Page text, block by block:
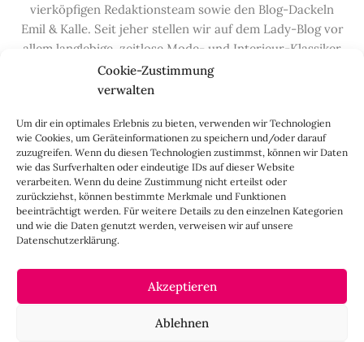
Cookie-Zustimmung
verwalten
Um dir ein optimales Erlebnis zu bieten, verwenden wir Technologien
wie Cookies, um Geräteinformationen zu speichern und/oder darauf
zuzugreifen. Wenn du diesen Technologien zustimmst, können wir Daten
wie das Surfverhalten oder eindeutige IDs auf dieser Website
verarbeiten. Wenn du deine Zustimmung nicht erteilst oder
zurückziehst, können bestimmte Merkmale und Funktionen
beeinträchtigt werden. Für weitere Details zu den einzelnen Kategorien
und wie die Daten genutzt werden, verweisen wir auf unsere
Datenschutzerklärung.
Akzeptieren
Ablehnen
vierköpfigen Redaktionsteam sowie den Blog-Dackeln
Emil & Kalle. Seit jeher stellen wir auf dem Lady-Blog vor
allem langlebige, zeitlose Mode- und Interieur-Klassiker
vor, die hochwertig verarbeitet und unter guten
Bedingungen hergestellt wurden – gerne „Made in
Handwerksberufe und kleine feine Firmen, denen wir
hier auf dem Blog eine Präsentationsfläche bieten, sowie
alle Dinge, die das Leben ein bisschen schöner machen.
Darüber hinaus legen wir großen Wert auf den
Austausch mit Euch, den Leserinnen – über die
Kommentarfunktion, dieLady-Frage, dieLove-List
auch überInstagram
IMPRESSUM